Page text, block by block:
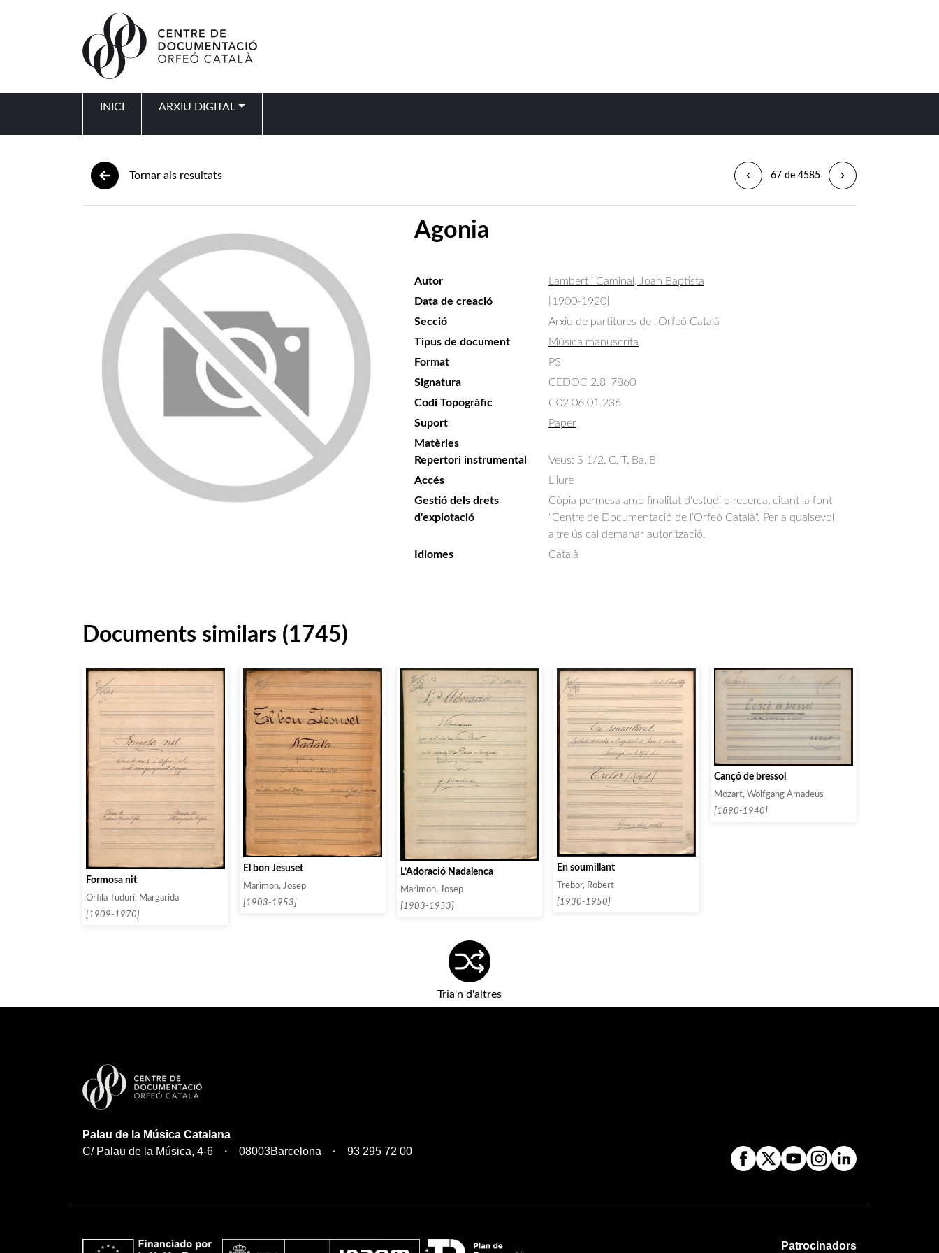
INICI ARXIU DIGITAL
Tornar als resultats 67 de 4585
Agonia
Autor
Lambert i Caminal, Joan Baptista
Data de creació
[1900-1920]
Secció
Arxiu de partitures de l'Orfeó Català
Tipus de document
Música manuscrita
Format
PS
Signatura
CEDOC 2.8_7860
Codi Topogràfic
C02.06.01.236
Suport
Paper
Matèries
Repertori instrumental
Veus: S 1/2, C, T, Ba, B
Accés
Lliure
Gestió dels drets
d'explotació
Còpia permesa amb finalitat d'estudi o recerca, citant la font
"Centre de Documentació de l’Orfeó Català". Per a qualsevol
altre ús cal demanar autorització.
Idiomes
Català
Documents similars (1745)
Formosa nit
Orfila Tudurí, Margarida
[1909-1970]
El bon Jesuset
Marimon, Josep
[1903-1953]
L’Adoració Nadalenca
Marimon, Josep
[1903-1953]
En soumillant
Trebor, Robert
[1930-1950]
Cançó de bressol
Mozart, Wolfgang Amadeus
[1890-1940]
Tria'n d'altres
Palau de la Música Catalana
C/ Palau de la Música, 4-6
08003Barcelona 93 295 72 00
Patrocinadors